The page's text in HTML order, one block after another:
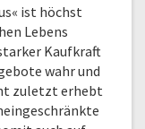
ist höchst
Lebens
Kaufkraft
wahr und
zuletzt erhebt